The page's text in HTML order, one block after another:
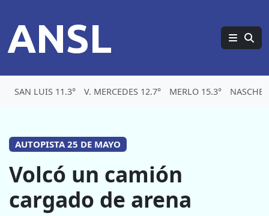
ANSL
SAN LUIS 11.3° V. MERCEDES 12.7° MERLO 15.3°
AUTOPISTA 25 DE MAYO
Volcó un camión
cargado de arena